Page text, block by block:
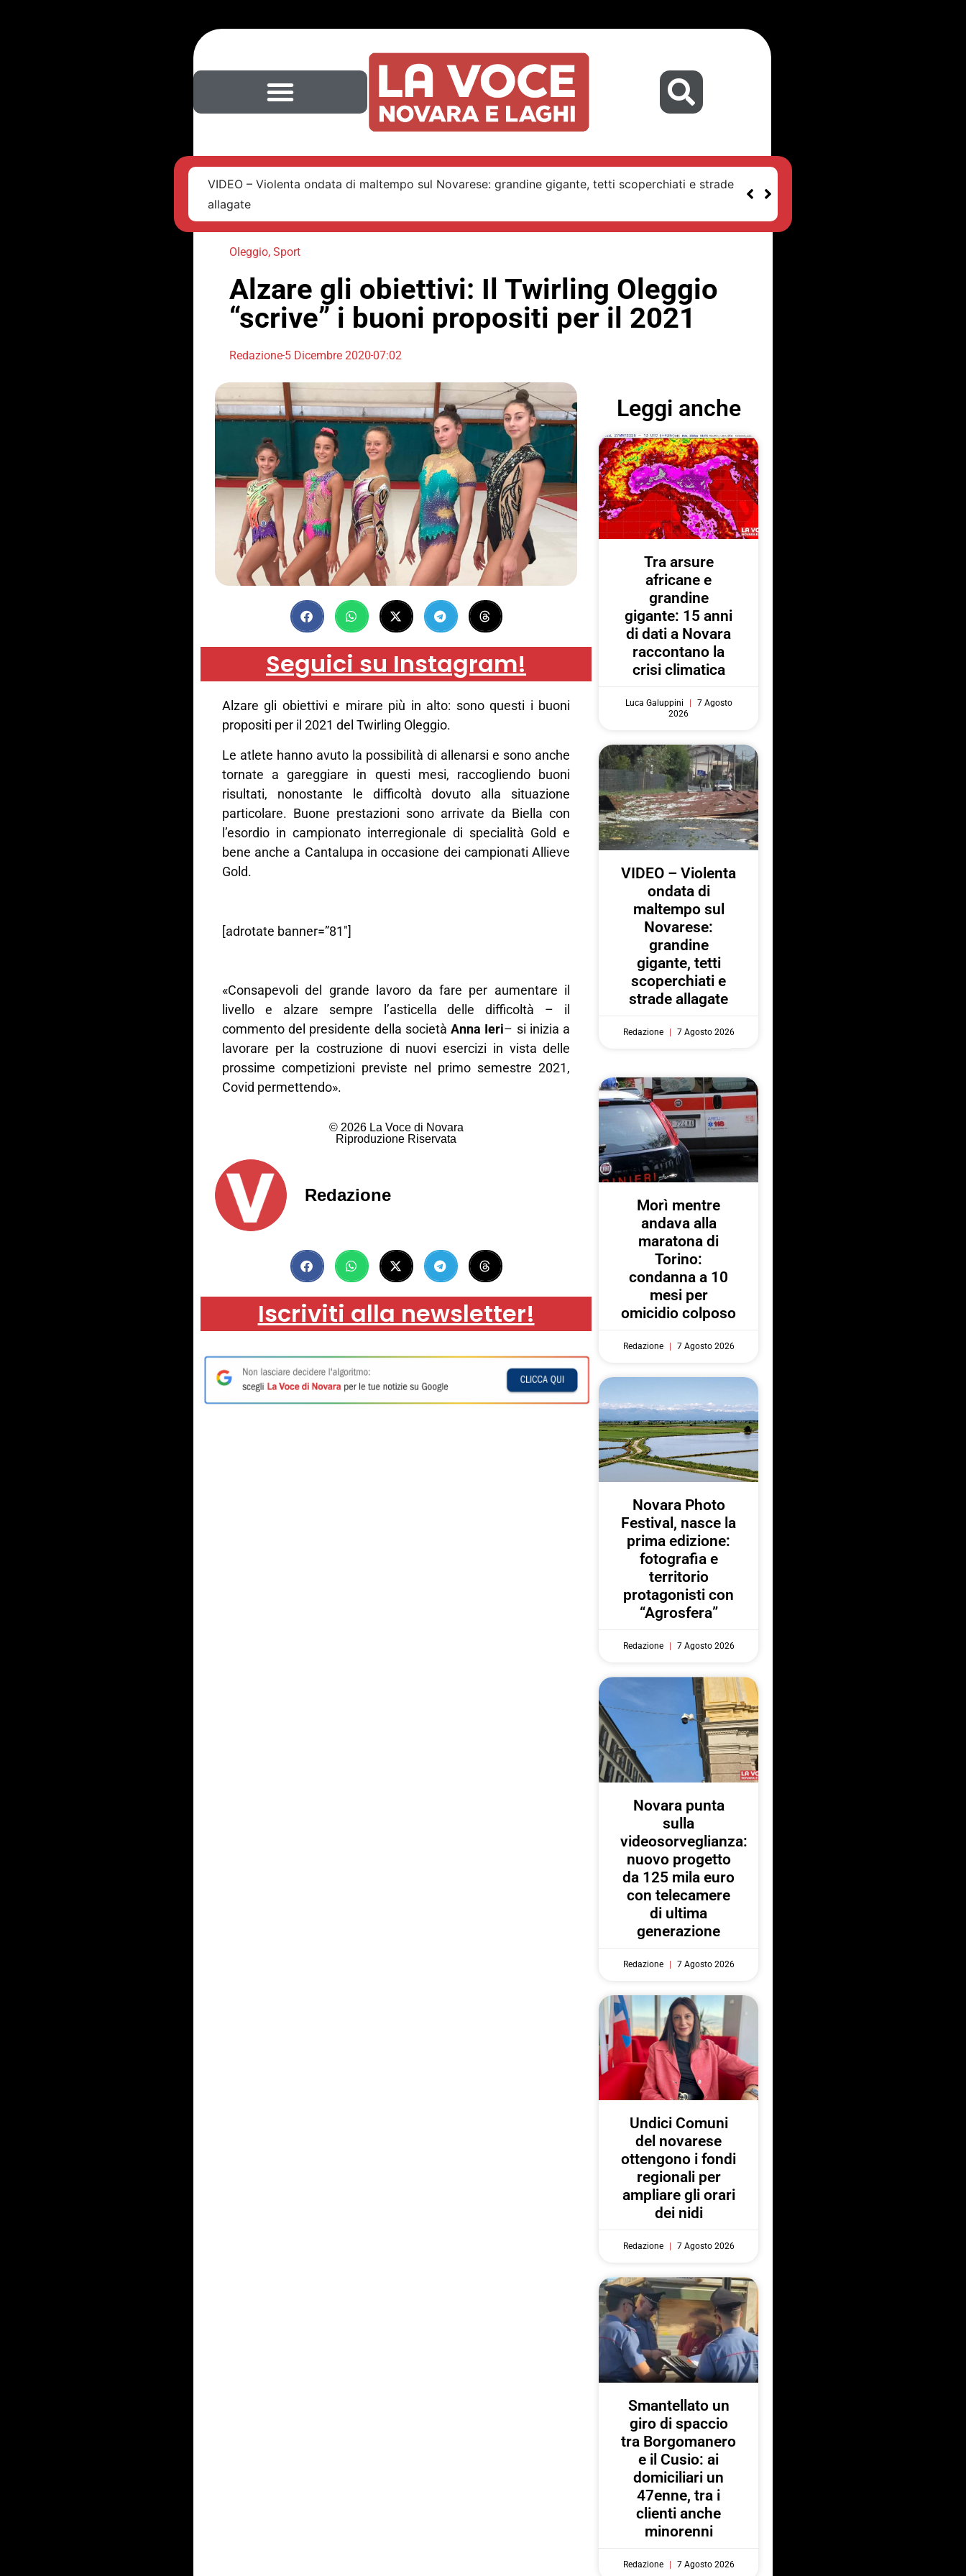
VIDEO – Violenta ondata di maltempo sul Novarese: grandine gigante, tetti scoperchiati e strade
allagate
Oleggio, Sport
Alzare gli obiettivi: Il Twirling Oleggio
“scrive” i buoni propositi per il 2021
Redazione5 Dicembre 202007:02
Seguici su Instagram!
Alzare gli obiettivi e mirare più in alto: sono questi i buoni
propositi per il 2021 del Twirling Oleggio.
Le atlete hanno avuto la possibilità di allenarsi e sono anche
tornate a gareggiare in questi mesi, raccogliendo buoni
risultati, nonostante le difficoltà dovuto alla situazione
particolare. Buone prestazioni sono arrivate da Biella con
l’esordio in campionato interregionale di specialità Gold e
bene anche a Cantalupa in occasione dei campionati Allieve
Gold.
[adrotate banner=”81″]
«Consapevoli del grande lavoro da fare per aumentare il
livello e alzare sempre l’asticella delle difficoltà – il
commento del presidente della societàAnna Ieri– si inizia a
lavorare per la costruzione di nuovi esercizi in vista delle
prossime competizioni previste nel primo semestre 2021,
Covid permettendo».
© 2026 La Voce di Novara
Riproduzione Riservata
Redazione
Iscriviti alla newsletter!
Leggi anche
Tra arsure
africane e
grandine
gigante: 15 anni
di dati a Novara
raccontano la
crisi climatica
Luca Galuppini
7 Agosto
2026
VIDEO – Violenta
ondata di
maltempo sul
Novarese:
grandine
gigante, tetti
scoperchiati e
strade allagate
Redazione 7 Agosto 2026
Morì mentre
andava alla
maratona di
Torino:
condanna a 10
mesi per
omicidio colposo
Redazione 7 Agosto 2026
Novara Photo
Festival, nasce la
prima edizione:
fotografia e
territorio
protagonisti con
“Agrosfera”
Redazione 7 Agosto 2026
Novara punta
sulla
videosorveglianza:
nuovo progetto
da 125 mila euro
con telecamere
di ultima
generazione
Redazione 7 Agosto 2026
Undici Comuni
del novarese
ottengono i fondi
regionali per
ampliare gli orari
dei nidi
Redazione 7 Agosto 2026
Smantellato un
giro di spaccio
tra Borgomanero
e il Cusio: ai
domiciliari un
47enne, tra i
clienti anche
minorenni
Redazione 7 Agosto 2026